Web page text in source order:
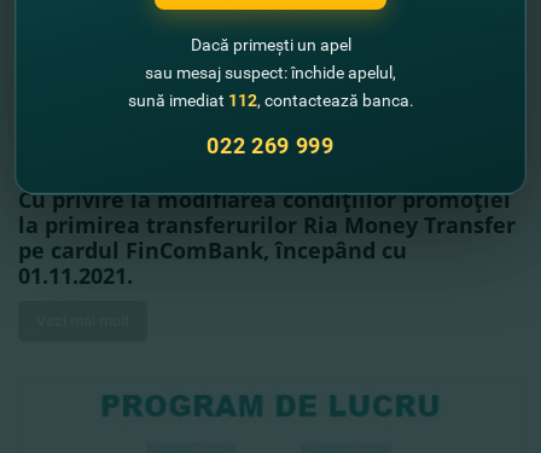
Cu privire la modifiarea condiţiilor promoţiei
la primirea transferurilor Ria Money Transfer
pe cardul FinComBank, începând cu
01.11.2021.
Dacă primești un apel
sau mesaj suspect: închide apelul,
sună imediat 112, contactează banca.
022 269 999